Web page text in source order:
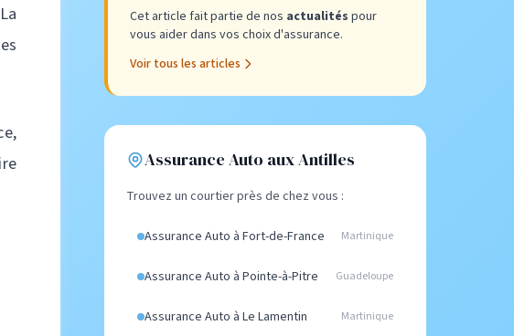
Cet article fait partie de nos actualités pour
vous aider dans vos choix d'assurance.
Voir tous les articles
Assurance Auto aux Antilles
Trouvez un courtier près de chez vous :
Assurance Auto à Fort-de-France Martinique
Assurance Auto à Pointe-à-Pitre Guadeloupe
Assurance Auto à Le Lamentin Martinique